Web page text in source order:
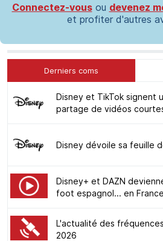
Connectez-vousou devenez
et profiter d'autres
Derniers coms
Disney et TikTok signent
partage de vidéos
Disney dévoile sa feuille
Disney+ et DAZN
foot espagnol... en France
L'actualité des
2026